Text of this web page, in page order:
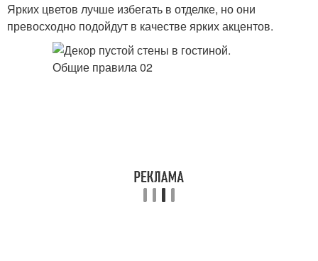
Ярких цветов лучше избегать в отделке, но они
превосходно подойдут в качестве ярких акцентов.